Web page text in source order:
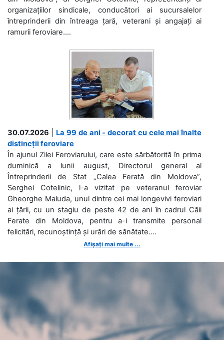
organizațiilor sindicale, conducători ai sucursalelor
întreprinderii din întreaga țară, veterani și angajați ai
ramurii feroviare....
30.07.2026
La 99 de ani - decorat cu cele mai înalte
distincții feroviare
În ajunul Zilei Feroviarului, care este sărbătorită în prima
duminică a lunii august, Directorul general al
Întreprinderii de Stat „Calea Ferată din Moldova”,
Serghei Cotelinic, l-a vizitat pe veteranul feroviar
Gheorghe Maluda, unul dintre cei mai longevivi feroviari
ai țării, cu un stagiu de peste 42 de ani în cadrul Căii
Ferate din Moldova, pentru a-i transmite personal
felicitări, recunoștință și urări de sănătate....
Afișați mai multe ...